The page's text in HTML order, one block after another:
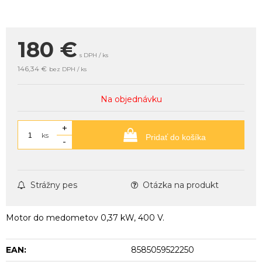
180 € s DPH / ks
146,34 € bez DPH / ks
Na objednávku
ks
+
-
Pridať do košíka
Strážny pes Otázka na produkt
Motor do medometov 0,37 kW, 400 V.
EAN: 8585059522250